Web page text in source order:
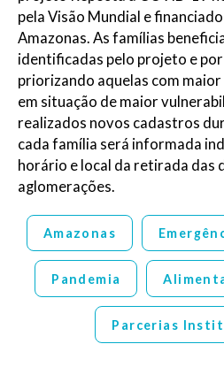
pela Visão Mundial e
Amazonas. As famílias
identificadas pelo projeto e
priorizando aquelas com
em situação de maior
realizados novos cadastros
cada família será informada
horário e local da retirada das
aglomerações.
Amazonas
Pandemia
Parcerias